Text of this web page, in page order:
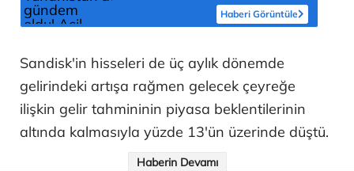
Haberi Görüntüle
Sandisk'in hisseleri de üç aylık dönemde
gelirindeki artışa rağmen gelecek çeyreğe
ilişkin gelir tahmininin piyasa beklentilerinin
altında kalmasıyla yüzde 13'ün üzerinde düştü.
Haberin Devamı